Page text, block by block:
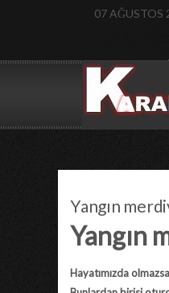
07 AĞUSTOS
Yangın
Yangın
Hayatımızda